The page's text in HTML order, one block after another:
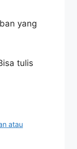
yang
tulis
atau